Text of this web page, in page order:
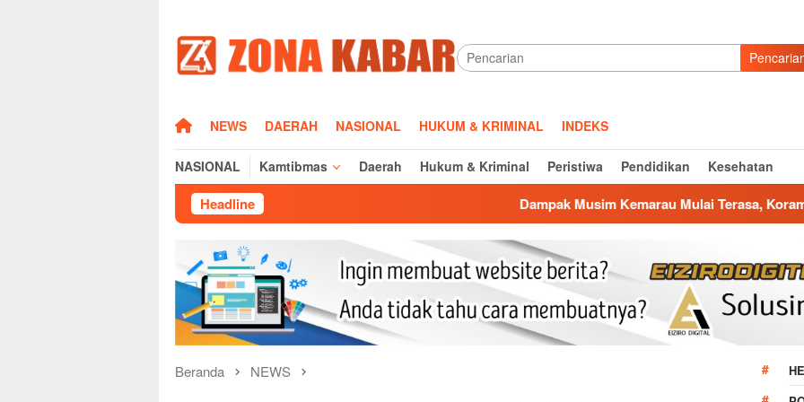
konten
HOMENEWS DAERAH NASIONAL HUKUM & KRIMINAL INDEKS
NASIONAL Kamtibmas Daerah Hukum & Kriminal Peristiwa Pendidikan Kesehatan
Headline Dampak Musim Kemarau Mulai Terasa, Koramil Jatiwangi
Beranda NEWS